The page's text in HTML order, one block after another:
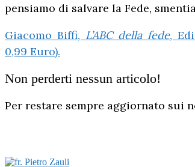
pensiamo di salvare la Fede,
Giacomo Biffi, L’ABC della fede,
0,99 Euro).
Non perderti nessun articolo!
Per restare sempre aggiornato sui